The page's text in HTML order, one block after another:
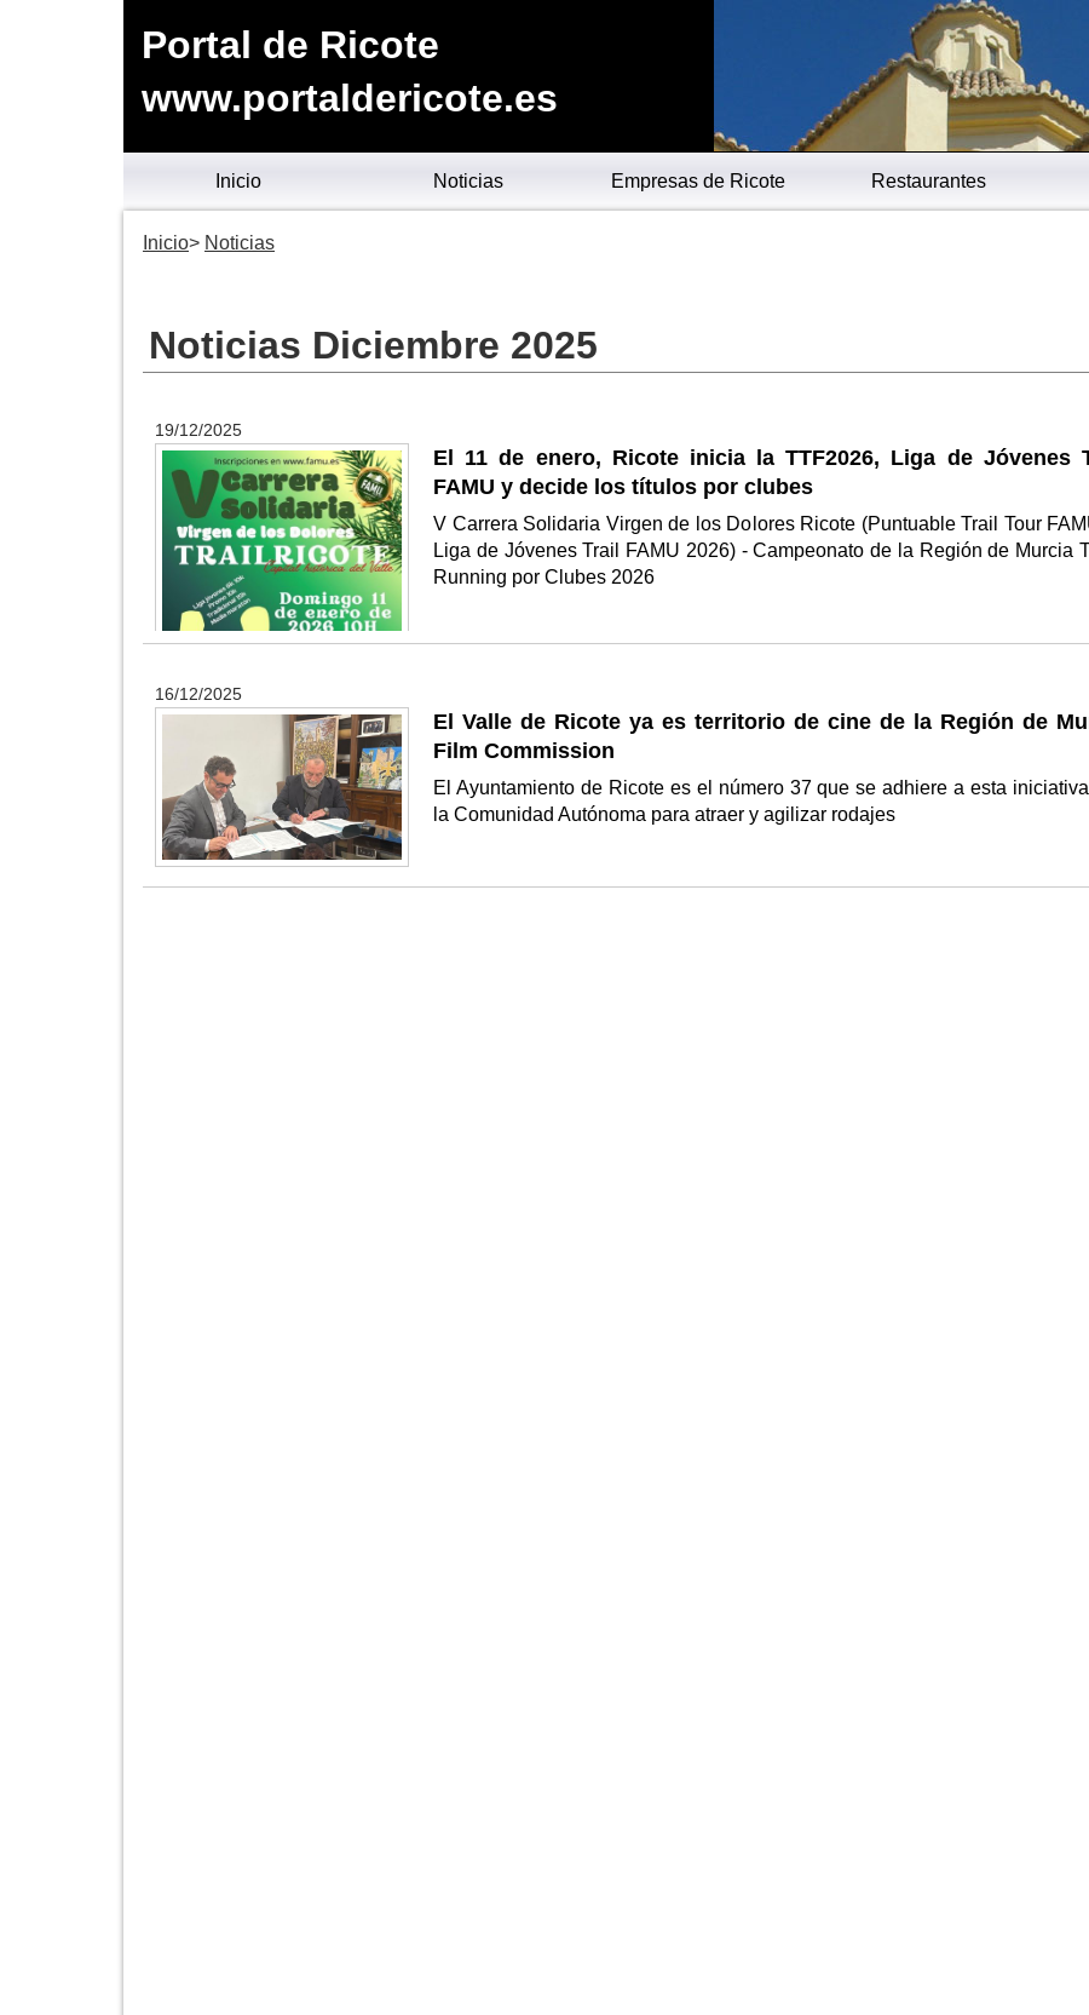
Portal de Ricote
www.portaldericote.es
Inicio Noticias Empresas de Ricote Restaurantes
Inicio Noticias
Noticias Diciembre 2025
19/12/2025
El 11 de enero, Ricote inicia la TTF2026, Liga de Jóvenes
FAMU y decide los títulos por clubes
V Carrera Solidaria Virgen de los Dolores Ricote (Puntuable Trail Tour
Liga de Jóvenes Trail FAMU 2026) - Campeonato de la Región de Murcia
Running por Clubes 2026
16/12/2025
El Valle de Ricote ya es territorio de cine de la Región de
Film Commission
El Ayuntamiento de Ricote es el número 37 que se adhiere a esta
la Comunidad Autónoma para atraer y agilizar rodajes